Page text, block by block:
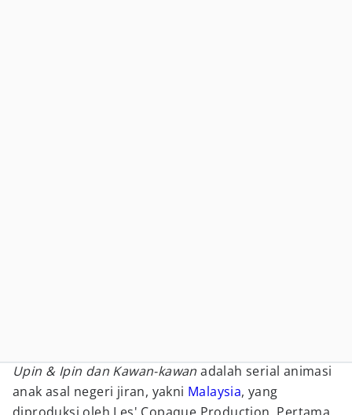
Upin & Ipin dan Kawan-kawanadalah serial animasi
anak asal negeri jiran, yakni Malaysia, yang